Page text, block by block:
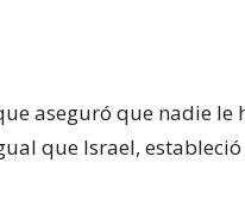
aseguró que nadie le
que Israel, estableció